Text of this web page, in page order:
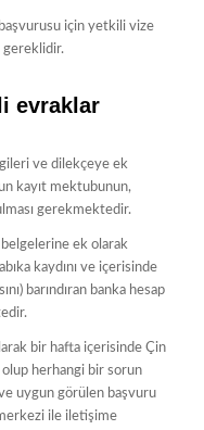
için yetkili vize
gereklidir.
evraklar
ve dilekçeye ek
kayıt mektubunun,
gerekmektedir.
ek olarak
kaydını ve içerisinde
barındıran banka hesap
bir hafta içerisinde Çin
herhangi bir sorun
uygun görülen başvuru
ile iletişime